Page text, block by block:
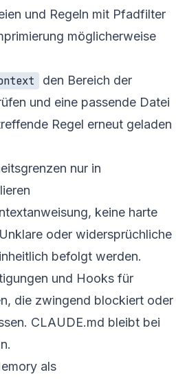
und Regeln mit Pfadfilter
möglicherweise
den Bereich der
und eine passende Datei
Regel erneut geladen
nur in
keine harte
oder widersprüchliche
befolgt werden.
und Hooks für
die zwingend blockiert oder
CLAUDE.md bleibt bei
als